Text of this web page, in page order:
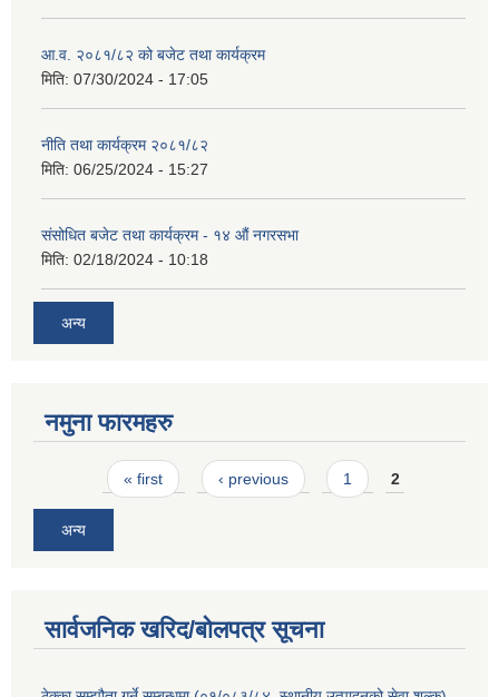
आ.व. २०८१/८२ को बजेट तथा कार्यक्रम
मिति: 07/30/2024 - 17:05
नीति तथा कार्यक्रम २०८१/८२
मिति: 06/25/2024 - 15:27
संसोधित बजेट तथा कार्यक्रम - १४ औं नगरसभा
मिति: 02/18/2024 - 10:18
अन्य
नमुना फारमहरु
Pages« first ‹ previous 1 2
अन्य
सार्वजनिक खरिद/बोलपत्र सूचना